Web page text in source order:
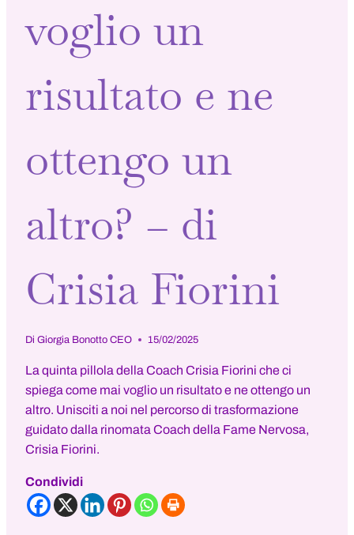
voglio un
risultato e ne
ottengo un
altro? – di
Crisia Fiorini
Di Giorgia Bonotto CEO 15/02/2025
La quinta pillola della Coach Crisia Fiorini che ci
spiega come mai voglio un risultato e ne ottengo un
altro. Unisciti a noi nel percorso di trasformazione
guidato dalla rinomata Coach della Fame Nervosa,
Crisia Fiorini.
Condividi